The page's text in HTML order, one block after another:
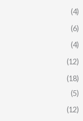
(4)
(6)
(4)
(12)
(18)
(5)
(12)